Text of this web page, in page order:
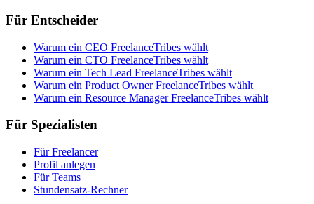
Für Entscheider
Warum ein CEO FreelanceTribes wählt
Warum ein CTO FreelanceTribes wählt
Warum ein Tech Lead FreelanceTribes wählt
Warum ein Product Owner FreelanceTribes wählt
Warum ein Resource Manager FreelanceTribes wählt
Für Spezialisten
Für Freelancer
Profil anlegen
Für Teams
Stundensatz-Rechner